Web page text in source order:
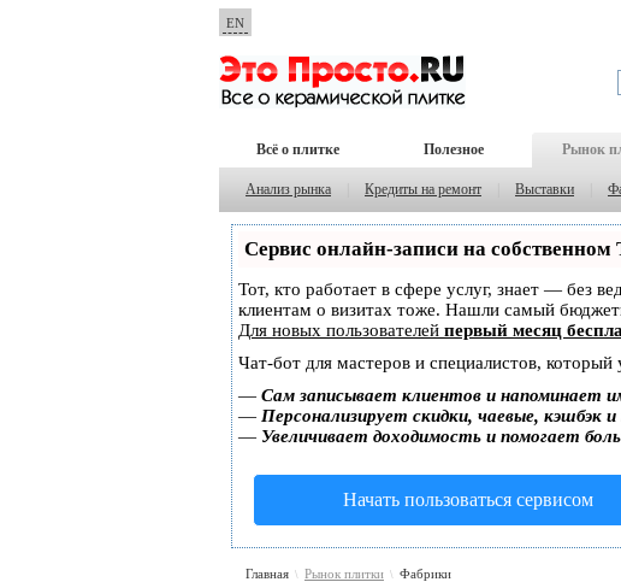
EN
Всё о плитке Полезное Рынок
Анализ рынка Кредиты на ремонт Выставки
Сервис онлайн-записи на собственном
Тот, кто работает в сфере услуг, знает — без
клиентам о визитах тоже. Нашли самый
Для новых пользователей первый месяц
Чат-бот для мастеров и специалистов, который
— Сам записывает клиентов и напоминает
— Персонализирует скидки, чаевые, кэшбэк
— Увеличивает доходимость и помогает
Начать пользоваться сервисом
Главная \ Рынок плитки \ Фабрики